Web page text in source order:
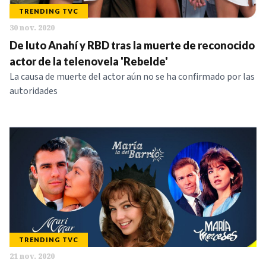
TRENDING TVC
30 nov. 2020
De luto Anahí y RBD tras la muerte de reconocido
actor de la telenovela 'Rebelde'
La causa de muerte del actor aún no se ha confirmado por las
autoridades
TRENDING TVC
21 nov. 2020